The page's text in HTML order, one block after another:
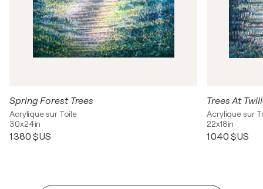
Spring Forest Trees
Acrylique sur Toile
30x24in
1 380 $US
Trees At
Acrylique sur
22x18in
1 040 $US